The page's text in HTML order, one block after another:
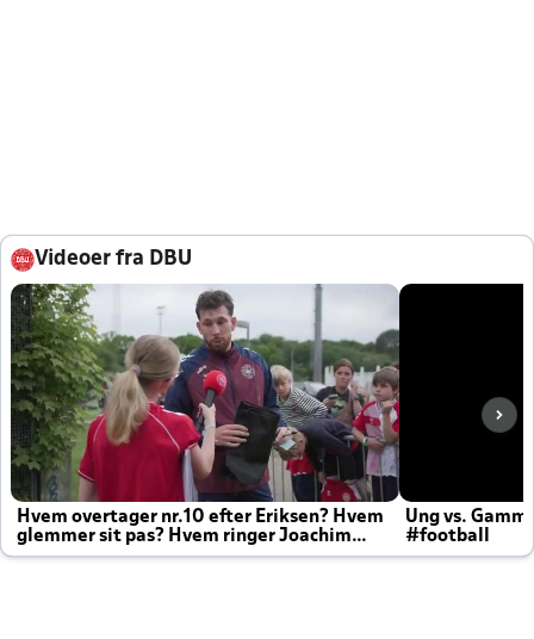
Videoer fra DBU
Hvem overtager nr.10 efter Eriksen? Hvem
glemmer sit pas? Hvem ringer Joachim
altid til efter kampe?
Ung vs.
#football